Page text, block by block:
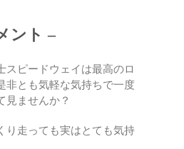
ント –
スピードウェイは最高のロ
非とも気軽な気持ちで一度
見ませんか？
り走っても実はとても気持